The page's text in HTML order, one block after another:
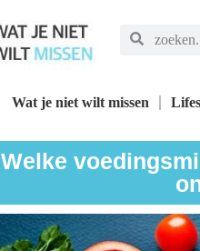
Wat je niet wilt missen
Welke